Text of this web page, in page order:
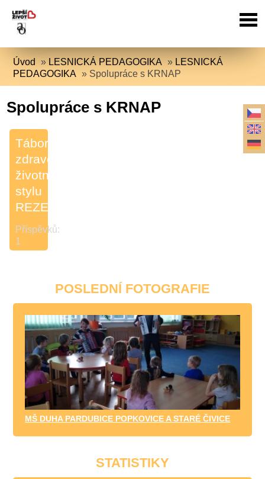
Úvod » LESNICKÁ PEDAGOGIKA » LESNICKÁ
PEDAGOGIKA » Spolupráce s KRNAP
Spolupráce s KRNAP
Tábor
zdravého
životního
stylu
REZEK
Příspěvků:
1
POSLEDNÍ FOTOGRAFIE
MŠ DUHA PARDUBICE POPKOVICE A STARÉ ČIVICE
STATISTIKY